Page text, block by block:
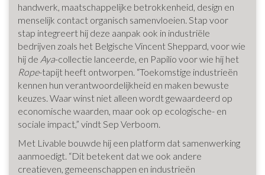
handwerk, maatschappelijke betrokkenheid, design en
menselijk contact organisch samenvloeien. Stap voor
stap integreert hij deze aanpak ook in industriële
bedrijven zoals het Belgische Vincent Sheppard, voor wie
hij de Aya-collectie lanceerde, en Papilio voor wie hij het
Rope-tapijt heeft ontworpen. “Toekomstige industrieën
kennen hun verantwoordelijkheid en maken bewuste
keuzes. Waar winst niet alleen wordt gewaardeerd op
economische waarden, maar ook op ecologische- en
sociale impact,” vindt Sep Verboom.
Met Livable bouwde hij een platform dat samenwerking
aanmoedigt. “Dit betekent dat we ook andere
creatieven, gemeenschappen en industrieën